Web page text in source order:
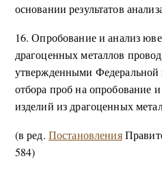
основании результатов
16. Опробование и анализ
драгоценных металлов
утвержденными
отбора проб на опробование
изделий из драгоценных
(в ред. Постановления
584)